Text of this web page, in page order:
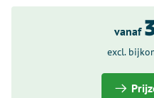
vanaf
excl.